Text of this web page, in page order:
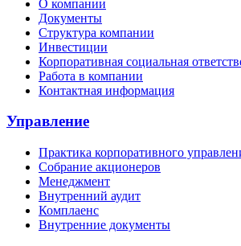
О компании
Документы
Структура компании
Инвестиции
Корпоративная социальная
Работа в компании
Контактная информация
Управление
Практика корпоративного
Собрание акционеров
Менеджмент
Внутренний аудит
Комплаенс
Внутренние документы